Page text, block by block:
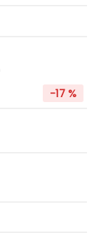
-17 %